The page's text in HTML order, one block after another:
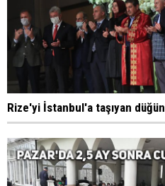
Rize'yi İstanbul'a taşıyan düğün